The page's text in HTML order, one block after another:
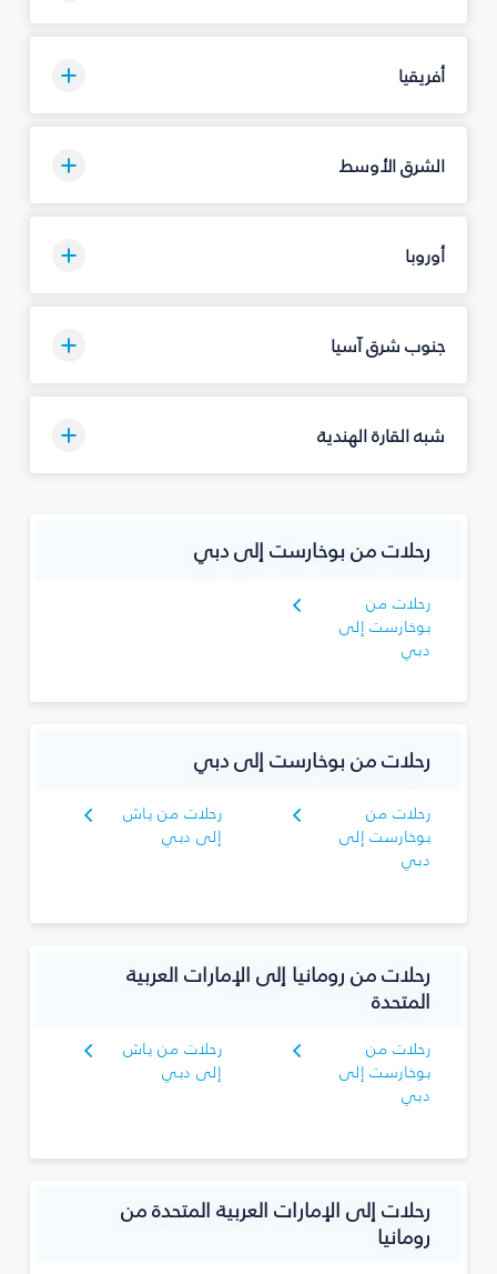
أفريقيا
الشرق الأوسط
أوروبا
جنوب شرق آسيا
شبه القارة الهندية
رحلات من بوخارست إلى دبي
رحلات من
بوخارست إلى
دبي
رحلات من بوخارست إلى دبي
رحلات من
بوخارست إلى
دبي
رحلات من ياش
إلى دبي
رحلات من رومانيا إلى الإمارات العربية
المتحدة
رحلات من
بوخارست إلى
دبي
رحلات من ياش
إلى دبي
رحلات إلى الإمارات العربية المتحدة من
رومانيا